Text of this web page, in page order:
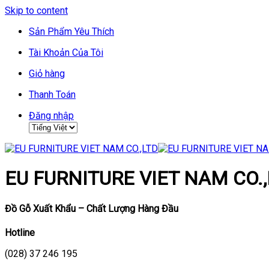
Skip to content
Sản Phẩm Yêu Thích
Tài Khoản Của Tôi
Giỏ hàng
Thanh Toán
Đăng nhập
EU FURNITURE VIET NAM
Đồ Gỗ Xuất Khẩu – Chất Lượng Hàng Đầu
Hotline
(028) 37 246 195